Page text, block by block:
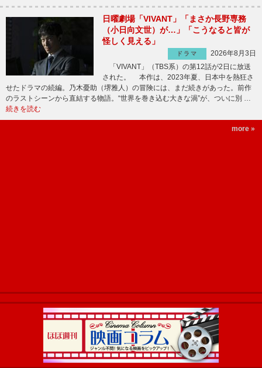
日曜劇場「VIVANT」「まさか長野専務
（小日向文世）が…」「こうなると皆が
怪しく見える」
ドラマ
2026年8月3日
「VIVANT」（TBS系）の第12話が2日に放送
された。 本作は、2023年夏、日本中を熱狂さ
せたドラマの続編。乃木憂助（堺雅人）の冒険には、まだ続きがあった。前作
のラストシーンから直結する物語。“世界を巻き込む大きな渦”が、ついに別 …
続きを読む
more »